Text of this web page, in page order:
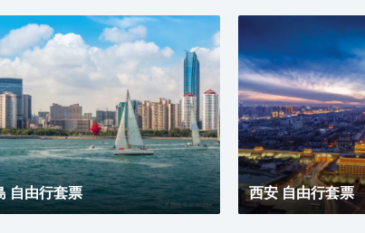
自由行套票 西安 自由行套票